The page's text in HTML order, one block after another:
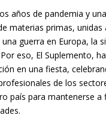
años de pandemia y una
materias primas, unidas
guerra en Europa, la
eso, El Suplemento,
en una fiesta,
de los
país para mantenerse a